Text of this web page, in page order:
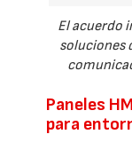
El acuerdo
soluciones
Paneles
para